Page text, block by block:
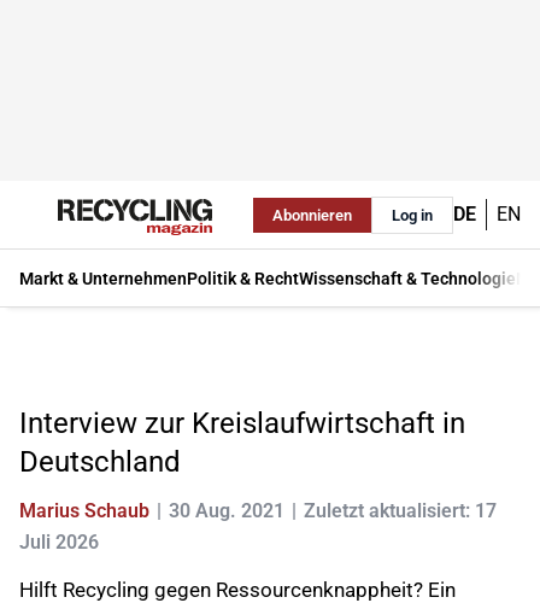
Abonnieren Log in DE EN
Markt & UnternehmenPolitik & RechtWissenschaft & Technologie
Interview zur Kreislaufwirtschaft in
Deutschland
Marius Schaub 30 Aug. 2021
Zuletzt aktualisiert: 17
Juli 2026
Hilft Recycling gegen Ressourcenknappheit? Ein